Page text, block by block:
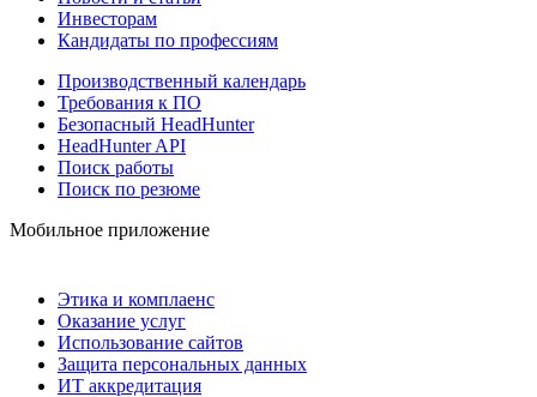
Инвесторам
Кандидаты по профессиям
Производственный календарь
Требования к ПО
Безопасный HeadHunter
HeadHunter API
Поиск работы
Поиск по резюме
Мобильное приложение
Этика и комплаенс
Оказание услуг
Использование сайтов
Защита персональных данных
ИТ аккредитация